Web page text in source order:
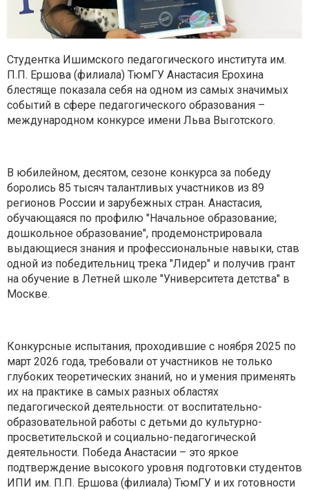
Студентка Ишимского педагогического института им.
П.П. Ершова (филиала) ТюмГУ Анастасия Ерохина
блестяще показала себя на одном из самых значимых
событий в сфере педагогического образования –
международном конкурсе имени Льва Выготского.
В юбилейном, десятом, сезоне конкурса за победу
боролись 85 тысяч талантливых участников из 89
регионов России и зарубежных стран. Анастасия,
обучающаяся по профилю "Начальное образование;
дошкольное образование", продемонстрировала
выдающиеся знания и профессиональные навыки, став
одной из победительниц трека "Лидер" и получив грант
на обучение в Летней школе "Университета детства" в
Москве.
Конкурсные испытания, проходившие с ноября 2025 по
март 2026 года, требовали от участников не только
глубоких теоретических знаний, но и умения применять
их на практике в самых разных областях
педагогической деятельности: от воспитательно-
образовательной работы с детьми до культурно-
просветительской и социально-педагогической
деятельности. Победа Анастасии – это яркое
подтверждение высокого уровня подготовки студентов
ИПИ им. П.П. Ершова (филиала) ТюмГУ и их готовности